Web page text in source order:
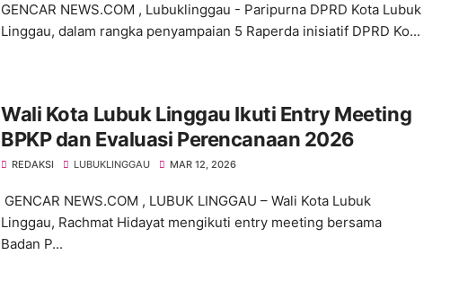
GENCAR NEWS.COM , Lubuklinggau - Paripurna DPRD Kota Lubuk
Linggau, dalam rangka penyampaian 5 Raperda inisiatif DPRD Ko...
Wali Kota Lubuk Linggau Ikuti Entry Meeting
BPKP dan Evaluasi Perencanaan 2026
REDAKSI LUBUKLINGGAU MAR 12, 2026
GENCAR NEWS.COM , LUBUK LINGGAU – Wali Kota Lubuk
Linggau, Rachmat Hidayat mengikuti entry meeting bersama
Badan P...